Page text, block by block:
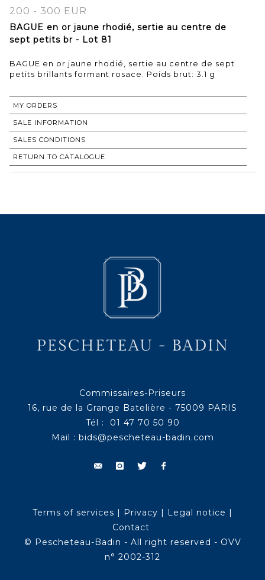
200 - 300 EUR
BAGUE en or jaune rhodié, sertie au centre de
sept petits br - Lot 81
BAGUE en or jaune rhodié, sertie au centre de sept
petits brillants formant rosace. Poids brut: 3.1 g
MY ORDERS
SALE INFORMATION
SALES CONDITIONS
RETURN TO CATALOGUE
Commissaires-Priseurs
16, rue de la Grange Batelière - 75009 PARIS
Tél : 01 47 70 50 90
Mail : bids@pescheteau-badin.com
Terms of services | Privacy | Legal notice |
Contact
© Pescheteau-Badin - All right reserved - OVV
n° 2002-312